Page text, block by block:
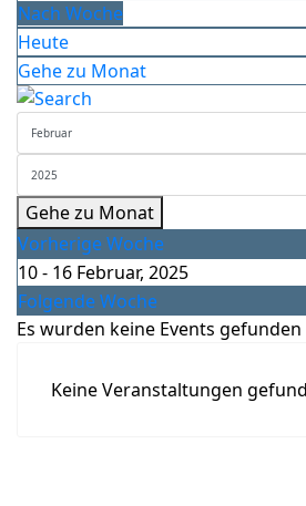
Nach Woche
Heute
Gehe zu Monat
Gehe zu Monat
Vorherige Woche
10 - 16 Februar, 2025
Folgende Woche
Es wurden keine Events gefunden
Keine Veranstaltungen